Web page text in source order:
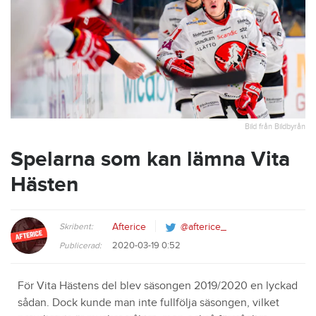
Bild från Bildbyrån
Spelarna som kan lämna Vita
Hästen
Skribent: Afterice @afterice_
Publicerad: 2020-03-19 0:52
För Vita Hästens del blev säsongen 2019/2020 en lyckad
sådan. Dock kunde man inte fullfölja säsongen, vilket